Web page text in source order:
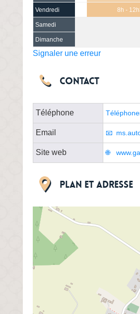
Vendredi 8h -
Samedi
Dimanche
Signaler une erreur
Contact
Téléphone
Email
Site web
Plan et adresse